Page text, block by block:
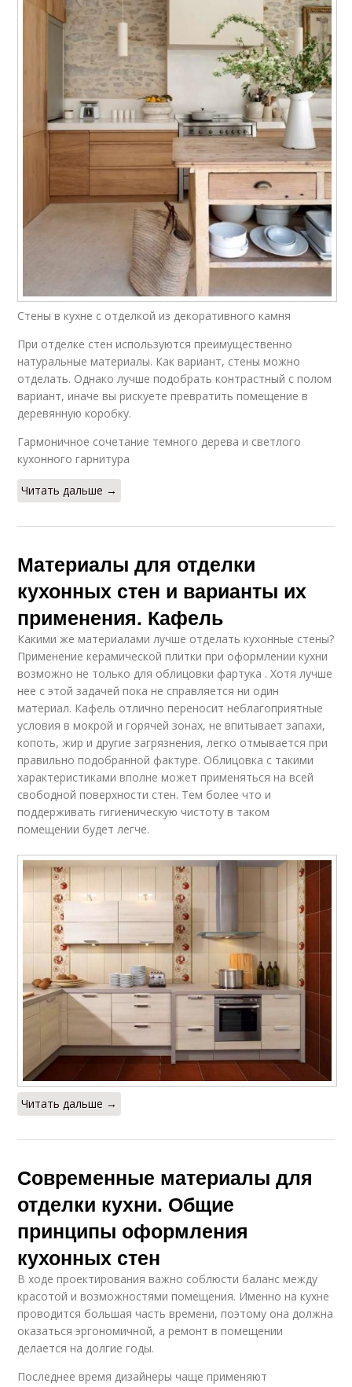
Стены в кухне с отделкой из декоративного камня
При отделке стен используются преимущественно
натуральные материалы. Как вариант, стены можно
отделать. Однако лучше подобрать контрастный с полом
вариант, иначе вы рискуете превратить помещение в
деревянную коробку.
Гармоничное сочетание темного дерева и светлого
кухонного гарнитура
Читать дальше →
Материалы для отделки
кухонных стен и варианты их
применения. Кафель
Какими же материалами лучше отделать кухонные стены?
Применение керамической плитки при оформлении кухни
возможно не только для облицовки фартука . Хотя лучше
нее с этой задачей пока не справляется ни один
материал. Кафель отлично переносит неблагоприятные
условия в мокрой и горячей зонах, не впитывает запахи,
копоть, жир и другие загрязнения, легко отмывается при
правильно подобранной фактуре. Облицовка с такими
характеристиками вполне может применяться на всей
свободной поверхности стен. Тем более что и
поддерживать гигиеническую чистоту в таком
помещении будет легче.
Читать дальше →
Современные материалы для
отделки кухни. Общие
принципы оформления
кухонных стен
В ходе проектирования важно соблюсти баланс между
красотой и возможностями помещения. Именно на кухне
проводится большая часть времени, поэтому она должна
оказаться эргономичной, а ремонт в помещении
делается на долгие годы.
Последнее время дизайнеры чаще применяют